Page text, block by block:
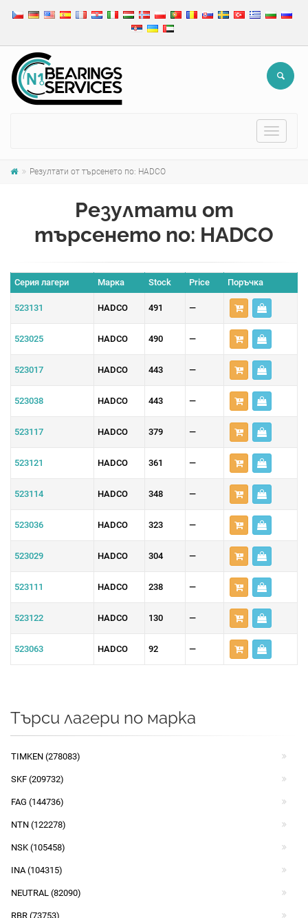
Toggle
Резултати от търсенето по: HADCO
Резултати от
търсенето по: HADCO
Серия лагери Марка Stock Price Поръчка
523131 HADCO 491 —
523025 HADCO 490 —
523017 HADCO 443 —
523038 HADCO 443 —
523117 HADCO 379 —
523121 HADCO 361 —
523114 HADCO 348 —
523036 HADCO 323 —
523029 HADCO 304 —
523111 HADCO 238 —
523122 HADCO 130 —
523063 HADCO 92 —
Търси лагери по марка
TIMKEN (278083)
SKF (209732)
FAG (144736)
NTN (122278)
NSK (105458)
INA (104315)
NEUTRAL (82090)
RBR (73753)